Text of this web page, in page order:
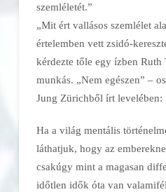
szemléletét.”
„Mit ért vallásos szemlélet
értelemben vett zsidó-
kérdezte tőle egy ízben Ruth
munkás. „Nem egészen” –
Jung Zürichből írt levelében:
Ha a világ mentális
láthatjuk, hogy az
csakúgy mint a magasan
időtlen idők óta van